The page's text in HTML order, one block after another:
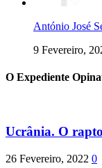
António José
9 Fevereiro,
O Expediente
Ucrânia. O
26 Fevereiro, 2022 0